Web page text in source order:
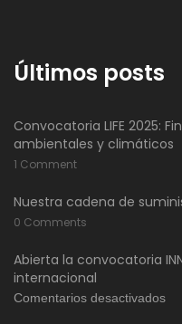
Últimos posts
Convocatoria LIFE 2025:
ambientales y climáticos
1 Comment
Nuestra cadena de
0 Comments
Abierta la convocatoria
internacional
Comentarios desactivadosen